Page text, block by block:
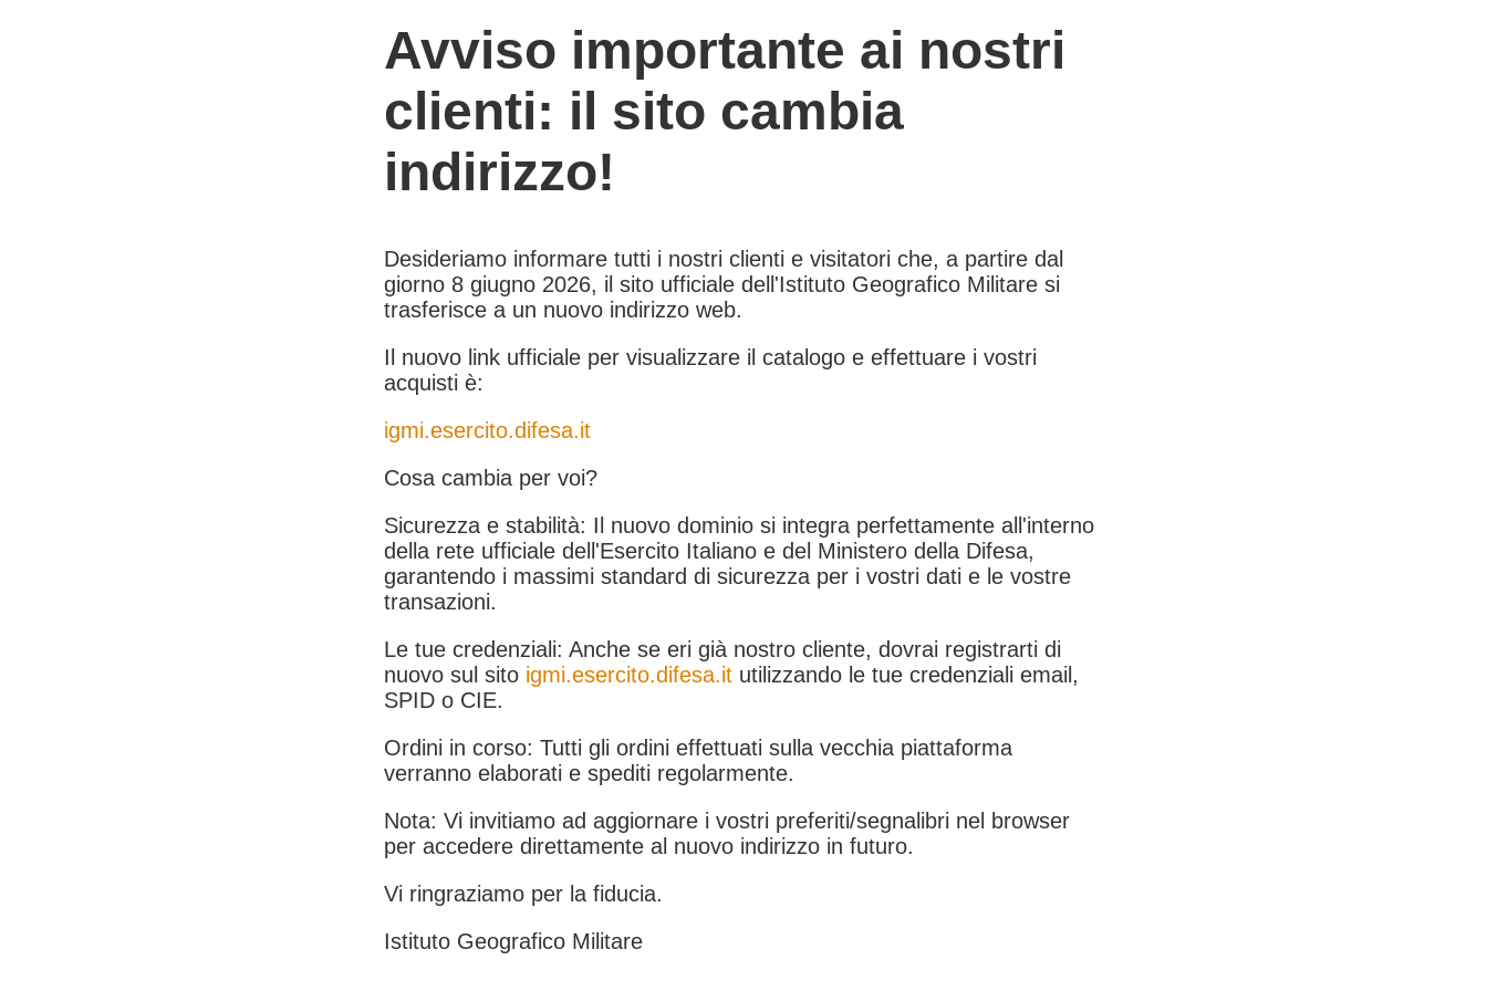
Avviso importante ai nostri
clienti: il sito cambia
indirizzo!
Desideriamo informare tutti i nostri clienti e visitatori che, a partire dal
giorno 8 giugno 2026, il sito ufficiale dell'Istituto Geografico Militare si
trasferisce a un nuovo indirizzo web.
Il nuovo link ufficiale per visualizzare il catalogo e effettuare i vostri
acquisti è:
igmi.esercito.difesa.it
Cosa cambia per voi?
Sicurezza e stabilità: Il nuovo dominio si integra perfettamente all'interno
della rete ufficiale dell'Esercito Italiano e del Ministero della Difesa,
garantendo i massimi standard di sicurezza per i vostri dati e le vostre
transazioni.
Le tue credenziali: Anche se eri già nostro cliente, dovrai registrarti di
nuovo sul sito igmi.esercito.difesa.it utilizzando le tue credenziali email,
SPID o CIE.
Ordini in corso: Tutti gli ordini effettuati sulla vecchia piattaforma
verranno elaborati e spediti regolarmente.
Nota: Vi invitiamo ad aggiornare i vostri preferiti/segnalibri nel browser
per accedere direttamente al nuovo indirizzo in futuro.
Vi ringraziamo per la fiducia.
Istituto Geografico Militare